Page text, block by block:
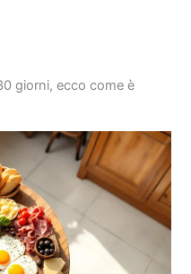
giorni, ecco come è